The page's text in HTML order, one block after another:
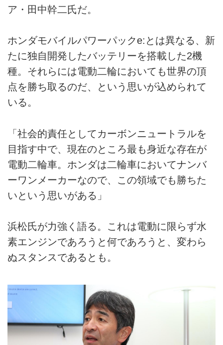
ア・田中幹二氏だ。
ホンダモバイルパワーパックe:とは異なる、新
たに独自開発したバッテリーを搭載した2機
種。それらには電動二輪においても世界の頂
点を勝ち取るのだ、という思いが込められて
いる。
「社会的責任としてカーボンニュートラルを
目指す中で、現在のところ最も身近な存在が
電動二輪車。ホンダは二輪車においてナンバ
ーワンメーカーなので、この領域でも勝ちた
いという思いがある」
浜松氏が力強く語る。これは電動に限らず水
素エンジンであろうと何であろうと、変わら
ぬスタンスであるとも。